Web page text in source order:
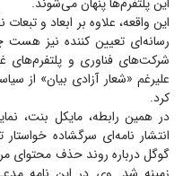
این واقعه، علاوه بر ابعاد و
رسانه‌ای تعیین کننده نیز هست
شرکت‌های فناوری و پلتفرم‌های
علیرغم «شعار آزادی بیان»
کرد.
در همین رابطه، مایکل بنت،
انتشار نامه‌ای سرگشاده
گوگل درباره روند حذف محتوای